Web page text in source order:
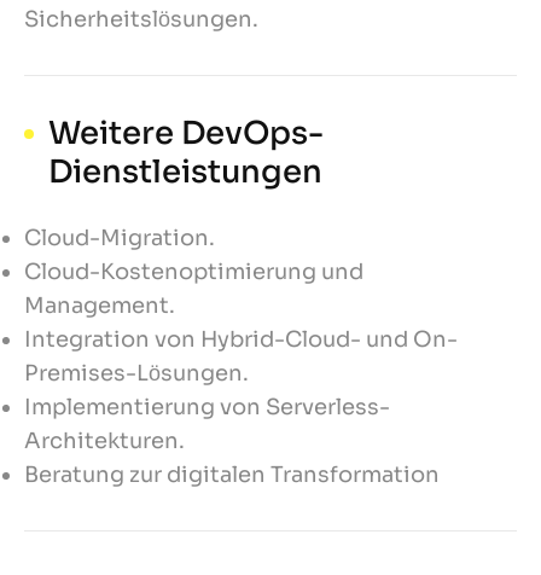
Sicherheitslösungen.
Weitere DevOps-
Dienstleistungen
Cloud-Migration.
Cloud-Kostenoptimierung und
Management.
Integration von Hybrid-Cloud- und On-
Premises-Lösungen.
Implementierung von Serverless-
Architekturen.
Beratung zur digitalen Transformation